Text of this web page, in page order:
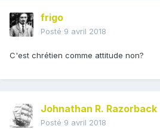
frigo
Posté 9 avril 2018
C'est chrétien comme attitude non?
Johnathan R. Razorback
Posté 9 avril 2018